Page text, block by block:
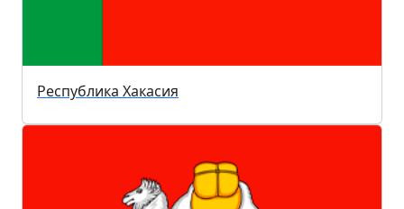
Республика Хакасия